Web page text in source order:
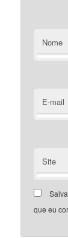
Nome
E-mail
Site
que eu